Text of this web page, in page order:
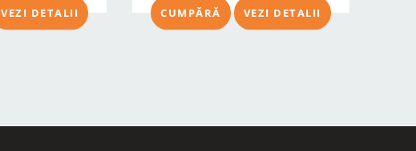
VEZI DETALII CUMPĂRĂ VEZI DETALII